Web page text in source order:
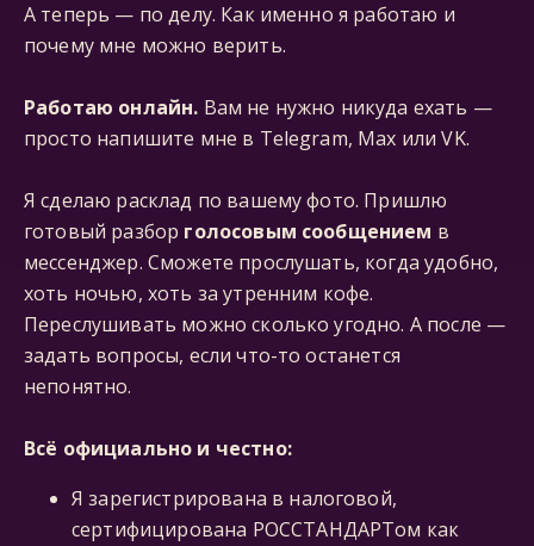
А теперь — по делу. Как именно я работаю и
почему мне можно верить.
Работаю онлайн. Вам не нужно никуда ехать —
просто напишите мне в Telegram, Мах или VK.
Я сделаю расклад по вашему фото. Пришлю
готовый разбор голосовым сообщением в
мессенджер. Сможете прослушать, когда удобно,
хоть ночью, хоть за утренним кофе.
Переслушивать можно сколько угодно. А после —
задать вопросы, если что-то останется
непонятно.
Всё официально и честно:
Я зарегистрирована в налоговой,
сертифицирована РОССТАНДАРТом как